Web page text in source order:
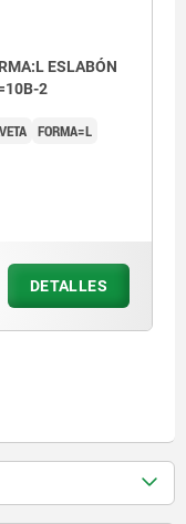
ESLABÓN
2
FORMA=L
DETALLES